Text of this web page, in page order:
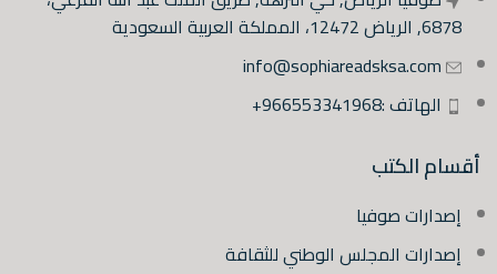
6878, الرياض 12472، المملكة العربية السعودية
info@sophiareadsksa.com
الهاتف :966553341968+
أقسام الكتب
إصدارات صوفيا
إصدارات المجلس الوطني للثقافة